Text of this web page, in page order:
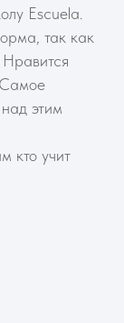
Escuela.
так как
Самое
этим
кто учит